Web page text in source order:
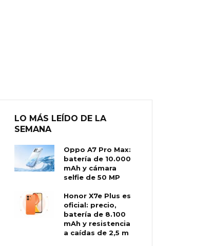
LO MÁS LEÍDO DE LA
SEMANA
Oppo A7 Pro Max:
batería de 10.000
mAh y cámara
selfie de 50 MP
Honor X7e Plus es
oficial: precio,
batería de 8.100
mAh y resistencia
a caídas de 2,5 m